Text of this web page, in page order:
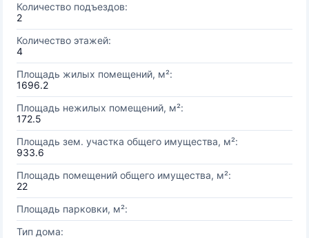
Количество подъездов:
2
Количество этажей:
4
Площадь жилых помещений, м²:
1696.2
Площадь нежилых помещений, м²:
172.5
Площадь зем. участка общего имущества, м²:
933.6
Площадь помещений общего имущества, м²:
22
Площадь парковки, м²:
Тип дома: